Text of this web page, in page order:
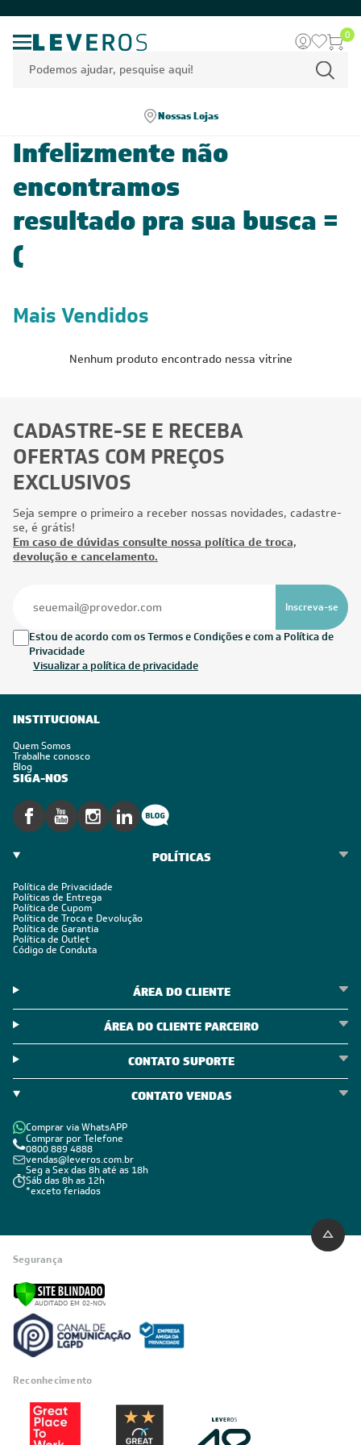
0
Nossas Lojas
Infelizmente não
encontramos
resultado pra sua busca =
(
Mais Vendidos
Nenhum produto encontrado nessa vitrine
CADASTRE-SE E RECEBA
OFERTAS COM PREÇOS
EXCLUSIVOS
Seja sempre o primeiro a receber nossas novidades, cadastre-
se, é grátis!
Em caso de dúvidas consulte nossa política de troca,
devolução e cancelamento.
Inscreva-se
Estou de acordo com os Termos e Condições e com a Política de
Privacidade
Visualizar a política de privacidade
INSTITUCIONAL
Quem Somos
Trabalhe conosco
Blog
SIGA-NOS
POLÍTICAS
Política de Privacidade
Políticas de Entrega
Política de Cupom
Política de Troca e Devolução
Política de Garantia
Política de Outlet
Código de Conduta
ÁREA DO CLIENTE
ÁREA DO CLIENTE PARCEIRO
CONTATO SUPORTE
CONTATO VENDAS
Comprar via WhatsAPP
Comprar por Telefone
0800 889 4888
vendas@leveros.com.br
Seg a Sex das 8h até as 18h
Sáb das 8h as 12h
*exceto feriados
Segurança
Reconhecimento